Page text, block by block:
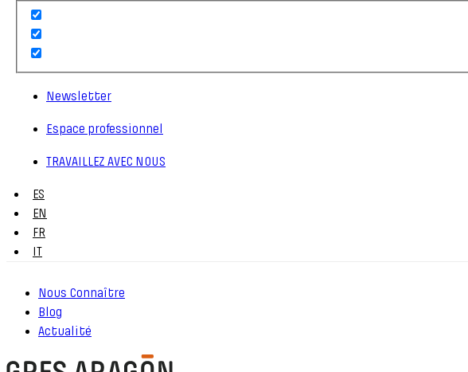
Newsletter
Espace professionnel
TRAVAILLEZ AVEC NOUS
ES
EN
FR
IT
Nous Connaître
Blog
Actualité